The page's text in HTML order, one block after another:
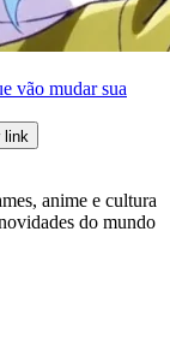
vão mudar sua
link
anime e cultura
do mundo